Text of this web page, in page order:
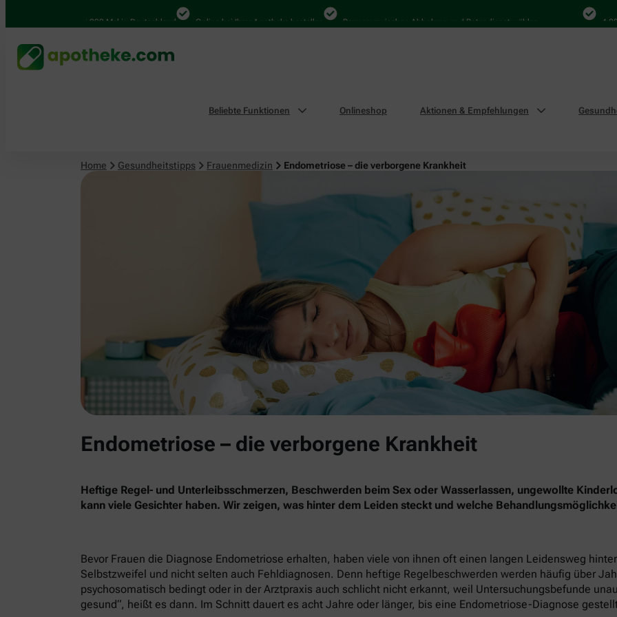
4.000 Mal in Deutschland Online bei Ihrer Apotheke bestellen Bequem zwischen Abholung und Botendienst wählen 4.000
Beliebte Funktionen Onlineshop Aktionen & Empfehlungen
Home Gesundheitstipps Frauenmedizin Endometriose – die verborgene Krankheit
Endometriose – die verborgene Krankheit
Heftige Regel- und Unterleibsschmerzen, Beschwerden beim Sex oder Wasserlassen, ungewollte
kann viele Gesichter haben. Wir zeigen, was hinter dem Leiden steckt und welche
Bevor Frauen die Diagnose Endometriose erhalten, haben viele von ihnen oft einen langen Leidensweg
Selbstzweifel und nicht selten auch Fehldiagnosen. Denn heftige Regelbeschwerden werden häufig über
psychosomatisch bedingt oder in der Arztpraxis auch schlicht nicht erkannt, weil Untersuchungsbefunde
gesund“, heißt es dann. Im Schnitt dauert es acht Jahre oder länger, bis eine Endometriose-Diagnose